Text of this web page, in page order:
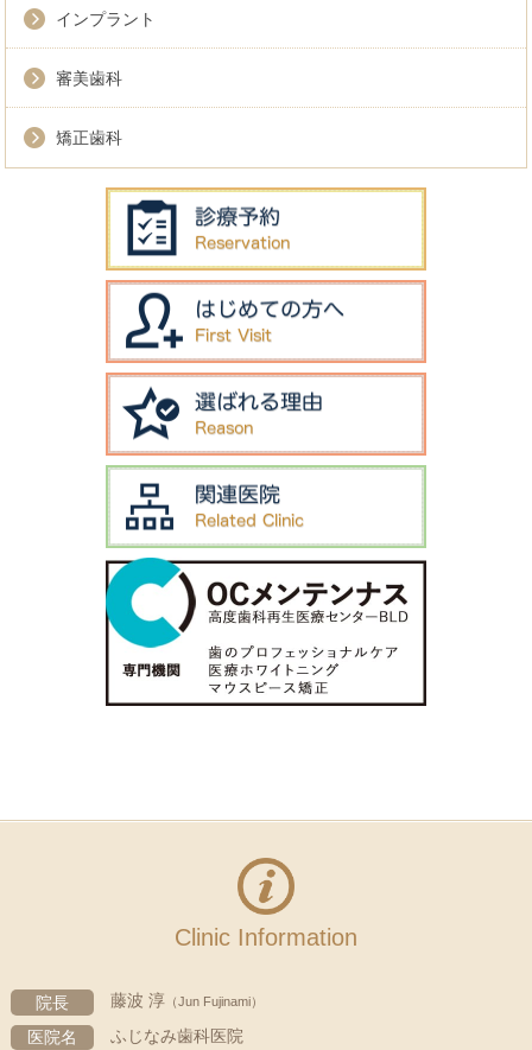
インプラント
審美歯科
矯正歯科
Clinic Information
院長 藤波 淳（Jun Fujinami）
医院名 ふじなみ歯科医院